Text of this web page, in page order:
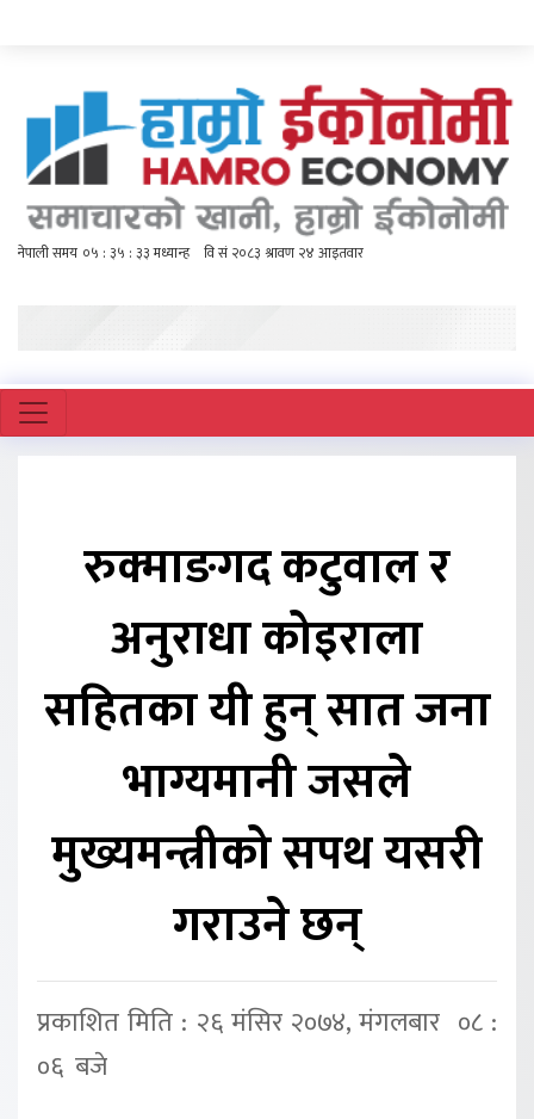
रुक्माङगद कटुवाल र
अनुराधा कोइराला
सहितका यी हुन् सात जना
भाग्यमानी जसले
मुख्यमन्त्रीको सपथ यसरी
गराउने छन्
प्रकाशित मिति : २६ मंसिर २०७४, मंगलबार ०८ :
०६ बजे